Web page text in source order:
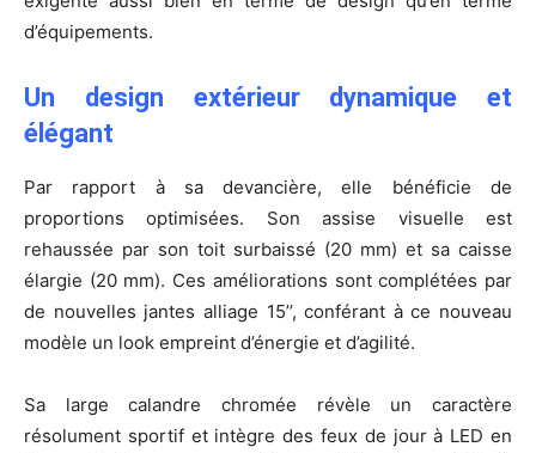
d’équipements.
Un design extérieur dynamique et
élégant
Par rapport à sa devancière, elle bénéficie de
proportions optimisées. Son assise visuelle est
rehaussée par son toit surbaissé (20 mm) et sa caisse
élargie (20 mm). Ces améliorations sont complétées par
de nouvelles jantes alliage 15’’, conférant à ce nouveau
modèle un look empreint d’énergie et d’agilité.
Sa large calandre chromée révèle un caractère
résolument sportif et intègre des feux de jour à LED en